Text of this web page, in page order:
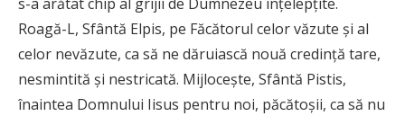
Roagă-L, Sfântă Elpis, pe Făcătorul celor văzute şi al
celor nevăzute, ca să ne dăruiască nouă credinţă tare,
nesmintită şi nestricată. Mijloceşte, Sfântă Pistis,
înaintea Domnului Iisus pentru noi, păcătoşii, ca să nu